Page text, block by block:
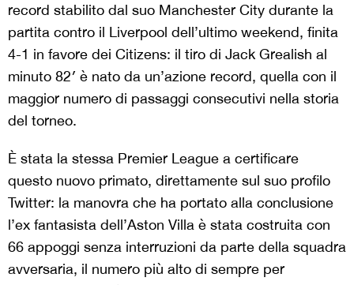
record stabilito dal suo Manchester City durante la
partita contro il Liverpool dell’ultimo weekend, finita
4-1 in favore dei Citizens: il tiro di Jack Grealish al
minuto 82′ è nato da un’azione record, quella con il
maggior numero di passaggi consecutivi nella storia
del torneo.
È stata la stessa Premier League a certificare
questo nuovo primato, direttamente sul suo profilo
Twitter: la manovra che ha portato alla conclusione
l’ex fantasista dell’Aston Villa è stata costruita con
66 appoggi senza interruzioni da parte della squadra
avversaria, il numero più alto di sempre per